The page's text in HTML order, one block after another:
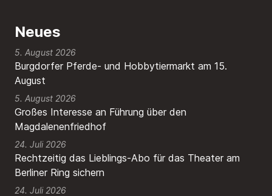
Neues
Burgdorfer Pferde- und Hobbytiermarkt am 15.
August
5. August 2026
Großes Interesse an Führung über den
Magdalenenfriedhof
5. August 2026
Rechtzeitig das Lieblings-Abo für das Theater am
Berliner Ring sichern
24. Juli 2026
24. Juli 2026